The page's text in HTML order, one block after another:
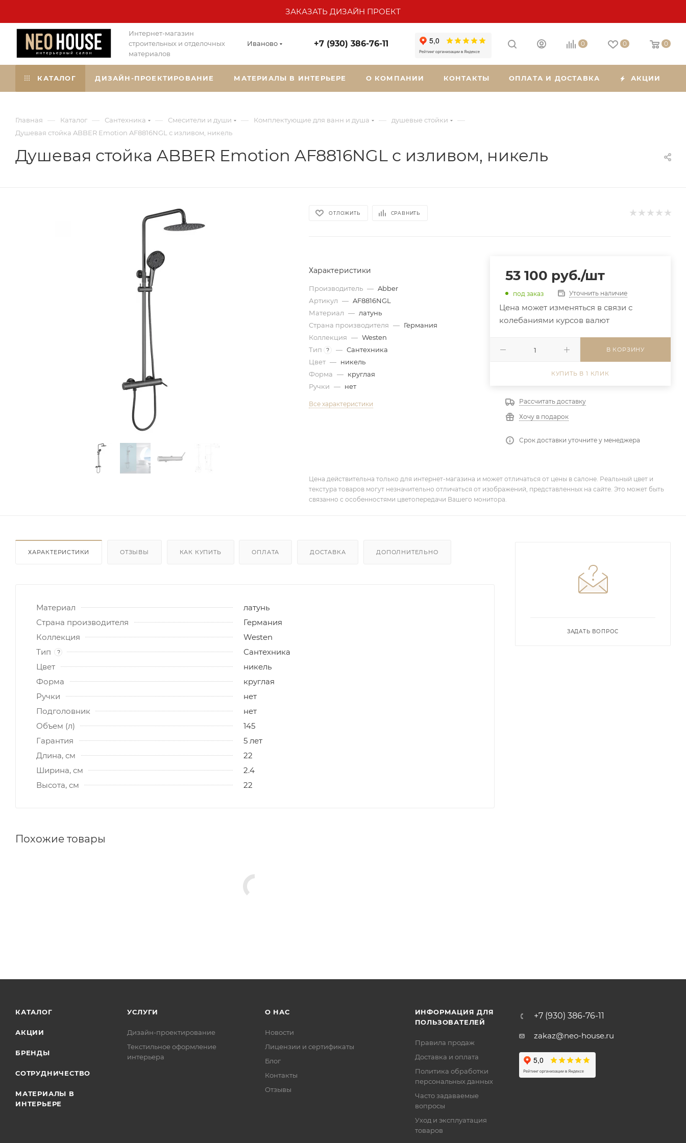
ЗАКАЗАТЬ ДИЗАЙН ПРОЕКТ
Интернет-магазин
строительных и отделочных
материалов
Иваново +7 (930) 386-76-11 0 0 0
КАТАЛОГ ДИЗАЙН-ПРОЕКТИРОВАНИЕ МАТЕРИАЛЫ В ИНТЕРЬЕРЕ О КОМПАНИИ КОНТАКТЫ ОПЛАТА И ДОСТАВКА АКЦИИ
Главная — Каталог — Сантехника — Смесители и души — Комплектующие для ванн и душа — душевые стойки —
Душевая стойка ABBER Emotion AF8816NGL с изливом, никель
Душевая стойка ABBER Emotion AF8816NGL с изливом, никель
ОТЛОЖИТЬ СРАВНИТЬ
Характеристики
Производитель — Abber
Артикул — AF8816NGL
Материал — латунь
Страна производителя — Германия
Коллекция — Westen
Тип
? — Сантехника
Цвет — никель
Форма — круглая
Ручки — нет
Все характеристики
53 100 руб./шт
под заказ Уточнить наличие
Цена может изменяться в связи с
колебаниями курсов валют
В КОРЗИНУ
КУПИТЬ В 1 КЛИК
Рассчитать доставку
Хочу в подарок
Срок доставки уточните у менеджера
Цена действительна только для интернет-магазина и может отличаться от цены в салоне. Реальный цвет и
текстура товаров могут незначительно отличаться от изображений, представленных на сайте. Это может быть
связанно с особенностями цветопередачи Вашего монитора.
ХАРАКТЕРИСТИКИ ОТЗЫВЫ КАК КУПИТЬ ОПЛАТА ДОСТАВКА ДОПОЛНИТЕЛЬНО
Материал
латунь
Страна производителя
Германия
Коллекция
Westen
Тип
?
Сантехника
Цвет
никель
Форма
круглая
Ручки
нет
Подголовник
нет
Объем (л)
145
Гарантия
5 лет
Длина, см
22
Ширина, см
2.4
Высота, см
22
Похожие товары
ЗАДАТЬ ВОПРОС
КАТАЛОГ
АКЦИИ
БРЕНДЫ
СОТРУДНИЧЕСТВО
МАТЕРИАЛЫ В
ИНТЕРЬЕРЕ
УСЛУГИ
Дизайн-проектирование
Текстильное оформление
интерьера
О НАС
Новости
Лицензии и сертификаты
Блог
Контакты
Отзывы
ИНФОРМАЦИЯ ДЛЯ
ПОЛЬЗОВАТЕЛЕЙ
Правила продаж
Доставка и оплата
Политика обработки
персональных данных
Часто задаваемые
вопросы
Уход и эксплуатация
товаров
+7 (930) 386-76-11
zakaz@neo-house.ru